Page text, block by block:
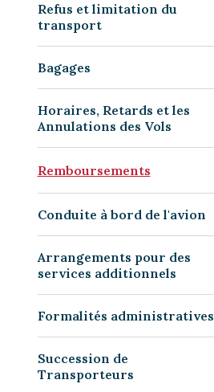
Refus et limitation du
transport
Bagages
Horaires, Retards et les
Annulations des Vols
Remboursements
Conduite à bord de l'avion
Arrangements pour des
services additionnels
Formalités administratives
Succession de
Transporteurs